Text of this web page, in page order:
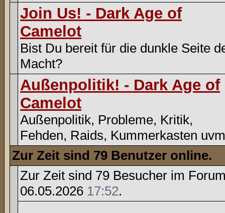
Join Us! - Dark Age of
Camelot
Bist Du bereit für die dunkle Seite
Macht?
Außenpolitik! - Dark Age of
Camelot
Außenpolitik, Probleme, Kritik,
Fehden, Raids, Kummerkasten
Zur Zeit sind 79 Benutzer online.
Zur Zeit sind 79 Besucher im
06.05.2026 17:52.